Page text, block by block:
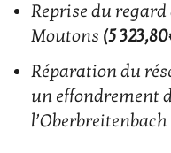
Reprise du
Moutons (5
Réparation du
un effondrement
l’Oberbreitenbach